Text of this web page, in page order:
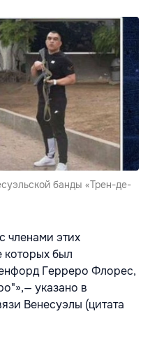
банды «Трен-де-
членами этих
которых был
Герреро Флорес,
указано в
Венесуэлы (цитата